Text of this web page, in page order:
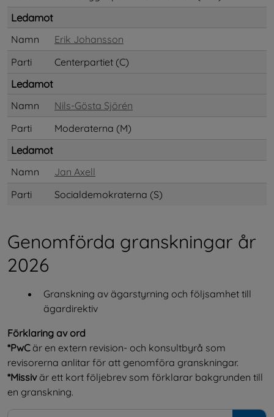
Ledamot
Namn
Erik Johansson
Parti
Centerpartiet (C)
Ledamot
Namn
Nils-Gösta Sjörén
Parti
Moderaterna (M)
Ledamot
Namn
Jan Axell
Parti
Socialdemokraterna (S)
Genomförda granskningar år
2026
Granskning av ägarstyrning och följsamhet till
ägardirektiv
Förklaring av ord
*PwC är en extern revision- och konsultbyrå som
revisorerna anlitar för att genomföra granskningar.
*Missiv är ett kort följebrev som förklarar bakgrunden till
en granskning.